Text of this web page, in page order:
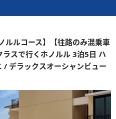
ルルコース】【往路のみ混乗車
スで行くホノルル 3泊5日 ハ
/ デラックスオーシャンビュー